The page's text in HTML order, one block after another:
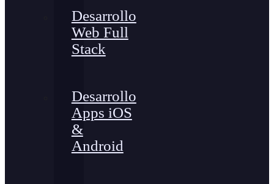
Desarrollo
Web Full
Stack
Desarrollo
Apps iOS
&
Android